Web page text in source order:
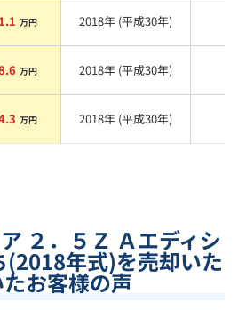
万円 2018年 (平成30年)
万円 2018年 (平成30年)
万円 2018年 (平成30年)
２．５Ｚ Ａエディシ
(2018年式)を売却いた
お客様の声